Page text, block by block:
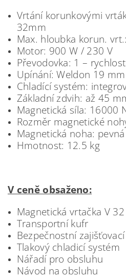
Vrtání korunkovými
32mm
Max. hloubka korun.
Motor: 900 W / 230 V
Převodovka: 1 –
Upínání: Weldon 19 mm
Chladící systém:
Základní zdvih: až 45
Magnetická síla: 16000
Rozměr magnetické
Magnetická noha: pevná
Hmotnost: 12.5 kg
V ceně obsaženo:
Magnetická vrtačka V 32
Transportní kufr
Bezpečnostní
Tlakový chladicí systém
Nářadí pro obsluhu
Návod na obsluhu